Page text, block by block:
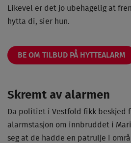
Likevel er det jo ubehagelig at
hytta di, sier hun.
BE OM TILBUD PÅ HYTTEALARM
Skremt av alarmen
Da politiet i Vestfold fikk beskjed
alarmstasjon om innbruddet i
seg at de hadde en patrulje i